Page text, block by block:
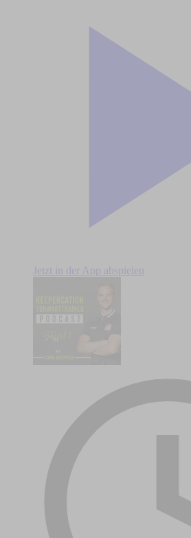
Jetzt in der App abspielen